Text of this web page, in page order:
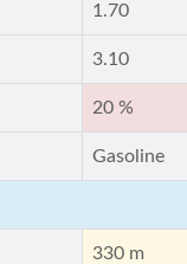
1.70
3.10
20 %
Gasoline
330 m